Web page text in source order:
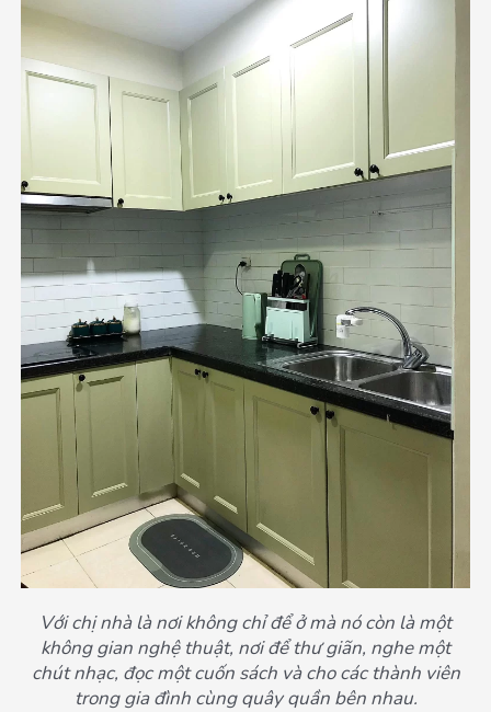
Với chị nhà là nơi không chỉ để ở mà nó còn là một
không gian nghệ thuật, nơi để thư giãn, nghe một
chút nhạc, đọc một cuốn sách và cho các thành viên
trong gia đình cùng quây quần bên nhau.